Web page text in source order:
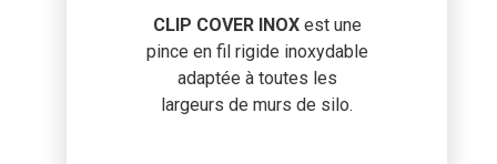
CLIP COVER INOXest une
pince en fil rigide inoxydable
adaptée à toutes les
largeurs de murs de silo.